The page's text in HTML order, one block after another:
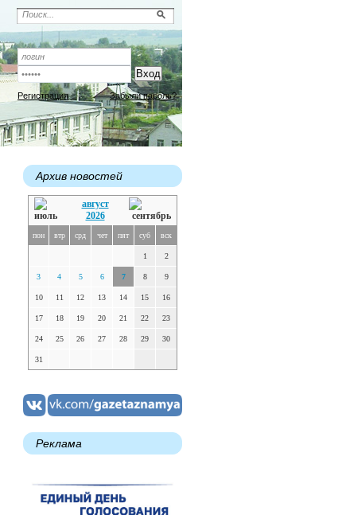
Регистрация Забыли пароль?
Архив новостей
август
2026
пон втр срд чет пят суб вск
1 2
3 4 5 6 7 8 9
10 11 12 13 14 15 16
17 18 19 20 21 22 23
24 25 26 27 28 29 30
31
Реклама